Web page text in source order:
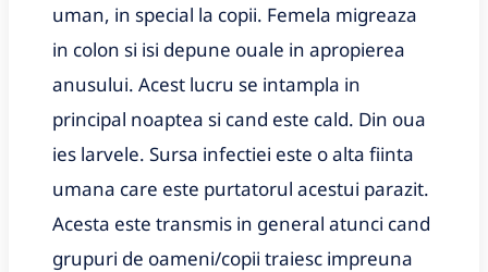
uman, in special la copii. Femela migreaza
in colon si isi depune ouale in apropierea
anusului. Acest lucru se intampla in
principal noaptea si cand este cald. Din oua
ies larvele. Sursa infectiei este o alta fiinta
umana care este purtatorul acestui parazit.
Acesta este transmis in general atunci cand
grupuri de oameni/copii traiesc impreuna